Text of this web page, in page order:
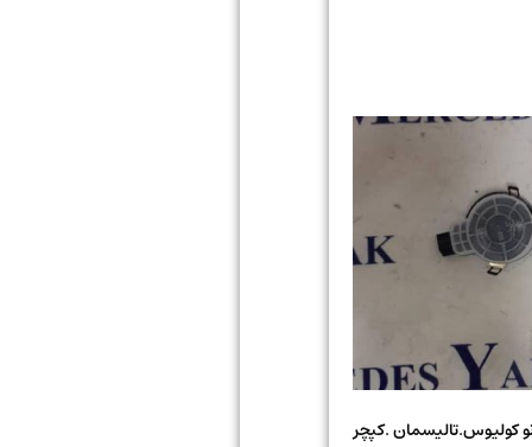
کولیوس.تالیسمان .کپچر